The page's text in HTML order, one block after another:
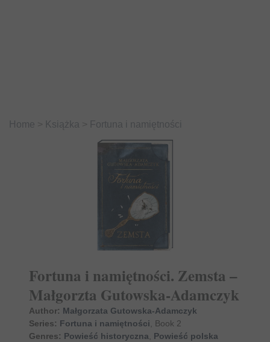
Home Książka Fortuna i namiętności
Fortuna i namiętności. Zemsta –
Małgorzta Gutowska-Adamczyk
Author: Małgorzata Gutowska-Adamczyk
Series: Fortuna i namiętności, Book 2
Genres: Powieść historyczna, Powieść polska